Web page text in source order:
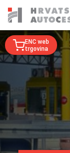
ENC web
trgovina